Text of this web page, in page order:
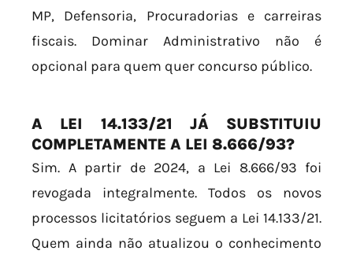
MP, Defensoria, Procuradorias e carreiras
fiscais. Dominar Administrativo não é
opcional para quem quer concurso público.
A LEI 14.133/21 JÁ SUBSTITUIU
COMPLETAMENTE A LEI 8.666/93?
Sim. A partir de 2024, a Lei 8.666/93 foi
revogada integralmente. Todos os novos
processos licitatórios seguem a Lei 14.133/21.
Quem ainda não atualizou o conhecimento